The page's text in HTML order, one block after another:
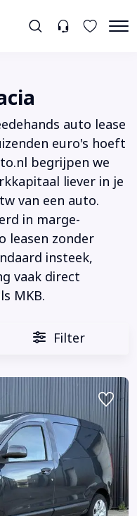
auto lease
euro's hoeft
begrijpen we
liever in je
van een auto.
in marge-
leasen zonder
insteek,
vaak direct
MKB.
Filter